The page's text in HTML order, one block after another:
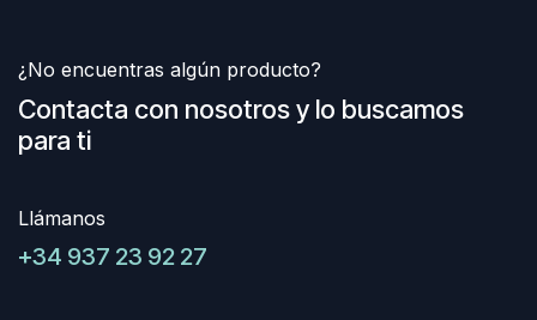
¿No encuentras algún producto?
Contacta con nosotros y lo buscamos
para ti
Llámanos
+34 937 23 92 27